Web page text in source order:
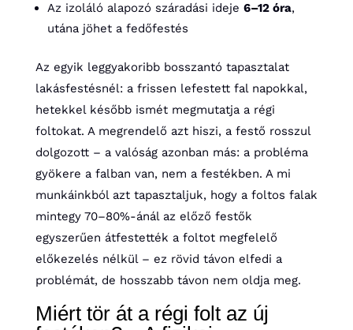
Az izoláló alapozó száradási ideje 6–12 óra,
utána jöhet a fedőfestés
Az egyik leggyakoribb bosszantó tapasztalat
lakásfestésnél: a frissen lefestett fal napokkal,
hetekkel később ismét megmutatja a régi
foltokat. A megrendelő azt hiszi, a festő rosszul
dolgozott – a valóság azonban más: a probléma
gyökere a falban van, nem a festékben. A mi
munkáinkból azt tapasztaljuk, hogy a foltos falak
mintegy 70–80%-ánál az előző festők
egyszerűen átfestették a foltot megfelelő
előkezelés nélkül – ez rövid távon elfedi a
problémát, de hosszabb távon nem oldja meg.
Miért tör át a régi folt az új